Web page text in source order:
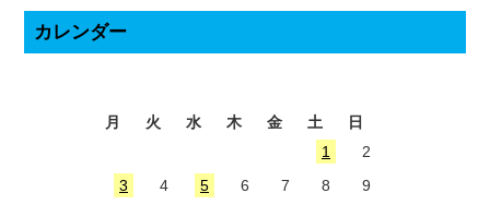
カレンダー
月 火 水 木 金 土
日
1
2
3
4 5 6 7 8
9